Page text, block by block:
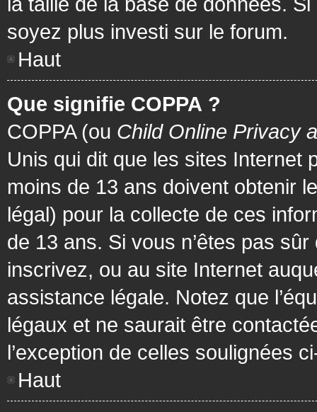
soyez plus investi sur le forum.
Haut
Que signifie COPPA ?
COPPA (ou Child Online Privacy
Unis qui dit que les sites Internet
moins de 13 ans doivent obtenir
légal) pour la collecte de ces
de 13 ans. Si vous n’êtes pas
inscrivez, ou au site Internet
assistance légale. Notez que
légaux et ne saurait être
l’exception de celles soulignées
Haut